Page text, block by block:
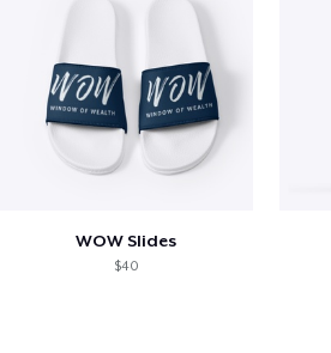
WOW Slides
$40